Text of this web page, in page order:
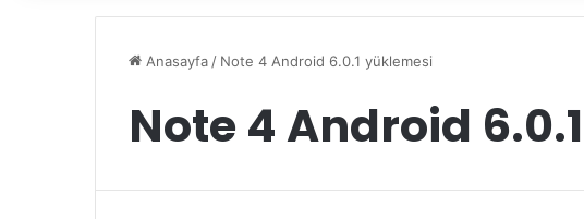
Anasayfa / Note 4 Android 6.0.1 yüklemesi
Note 4 Android